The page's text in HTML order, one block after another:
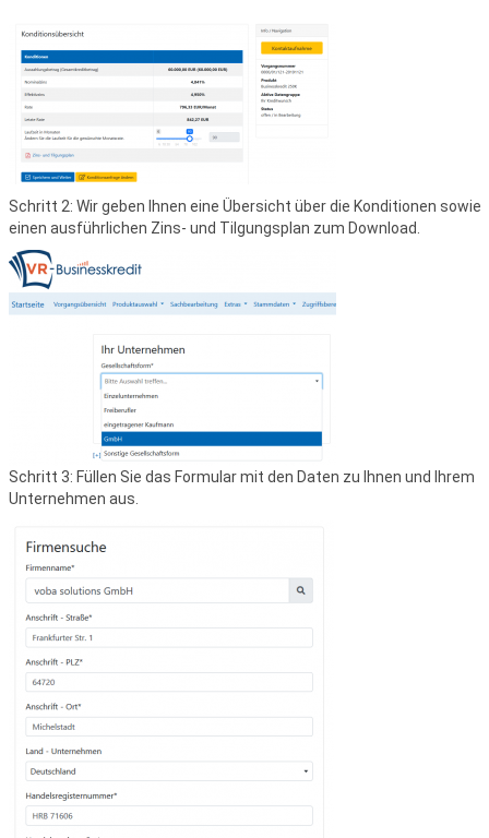
Schritt 2: Wir geben Ihnen eine Übersicht über die Konditionen sowie
einen ausführlichen Zins- und Tilgungsplan zum Download.
Schritt 3: Füllen Sie das Formular mit den Daten zu Ihnen und Ihrem
Unternehmen aus.